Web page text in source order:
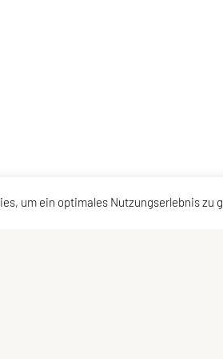
um ein optimales Nutzungserlebnis zu